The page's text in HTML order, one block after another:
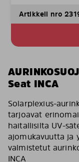
Artikkeli nro
Seat INCA
Solarplexius-
tarjoavat
haitallisilta UV-
ajomukavuutta ja
valmistetut
INCA